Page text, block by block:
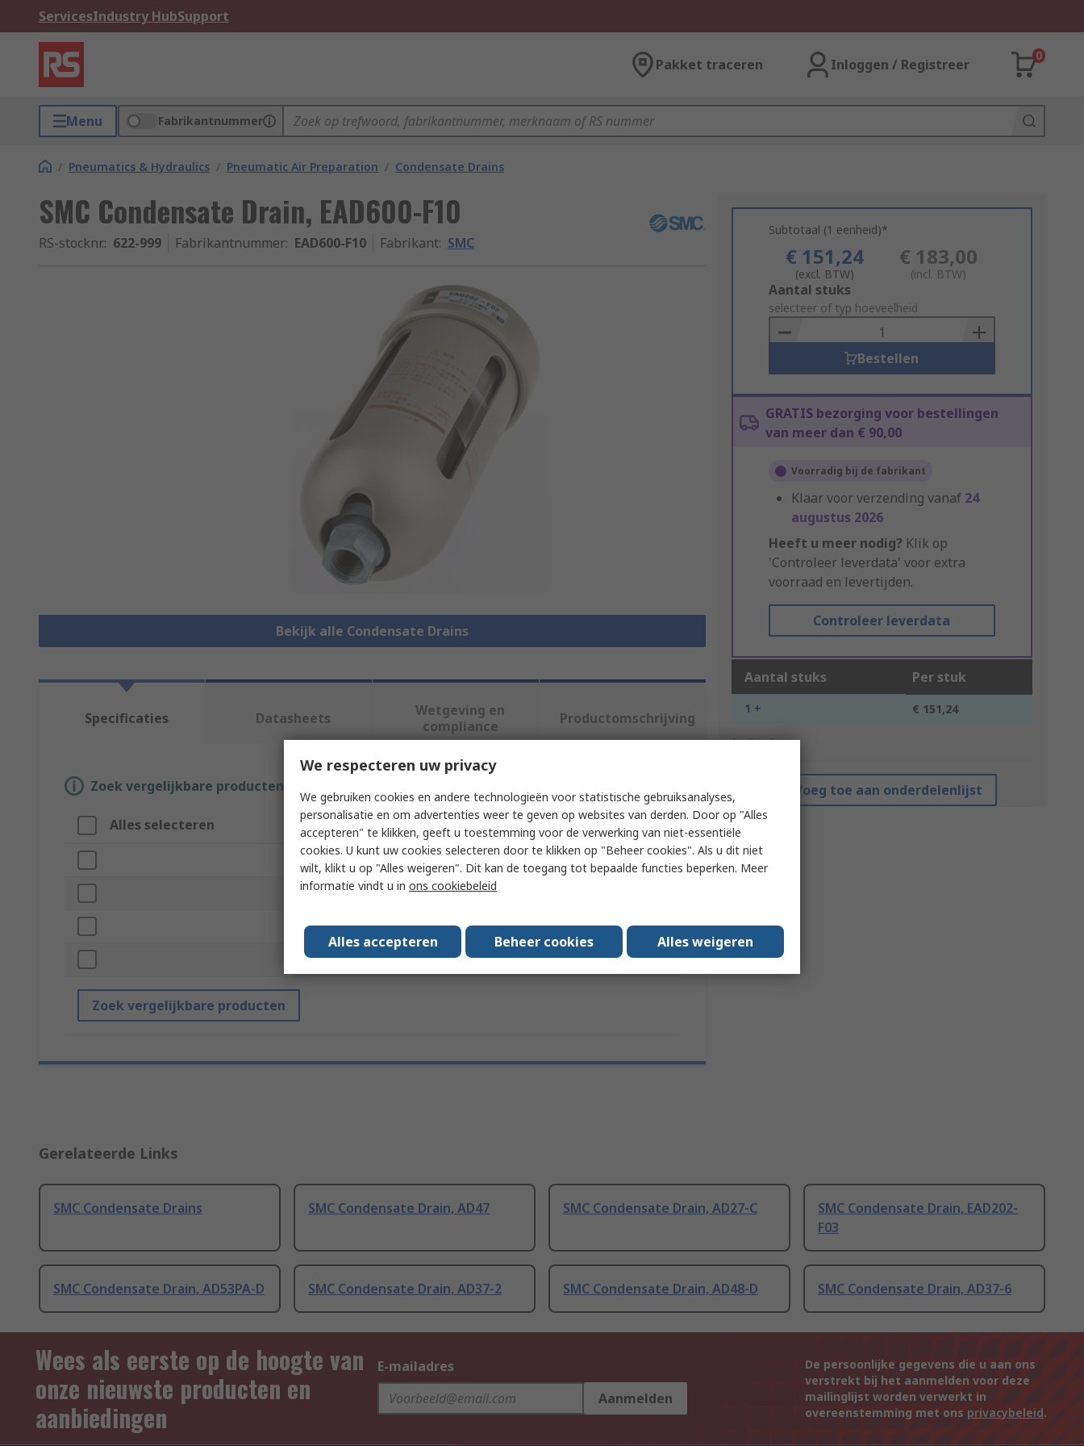
ServicesIndustry HubSupport
Pakket traceren Inloggen / Registreer
0
Menu Fabrikantnummer
/ Pneumatics & Hydraulics / Pneumatic Air Preparation / Condensate Drains
SMC Condensate Drain, EAD600-F10
RS-stocknr.: 622-999 Fabrikantnummer: EAD600-F10 Fabrikant: SMC
Bekijk alle Condensate Drains
Subtotaal (1 eenheid)*
€ 151,24
(excl. BTW)
€ 183,00
(incl. BTW)
Add
to
Basket
Aantal stuks
selecteer of typ hoeveelheid
Bestellen
GRATIS bezorging voor bestellingen
van meer dan € 90,00
Voorradig bij de fabrikant
Klaar voor verzending vanaf 24
augustus 2026
Heeft u meer nodig? Klik op
'Controleer leverdata' voor extra
voorraad en levertijden.
Controleer leverdata
Aantal stuks Per stuk
1 + € 151,24
*prijsindicatie
Voeg toe aan onderdelenlijst
Specificaties Datasheets
Wetgeving en
compliance
Productomschrijving
Zoek vergelijkbare producten door een of meer kenmerken te selecteren.
Alles selecteren Attribuut Waarde
Merk
Product Type
Series AD
Standards/Approvals No
Zoek vergelijkbare producten
Gerelateerde Links
SMC Condensate Drains SMC Condensate Drain, AD47 SMC Condensate Drain, AD27-C
SMC Condensate Drain, EAD202-
F03
SMC Condensate Drain, AD53PA-D SMC Condensate Drain, AD37-2 SMC Condensate Drain, AD48-D SMC Condensate Drain, AD37-6
Wees als eerste op de hoogte van
onze nieuwste producten en
aanbiedingen
E-mailadres
Aanmelden
De persoonlijke gegevens die u aan ons
verstrekt bij het aanmelden voor deze
mailinglijst worden verwerkt in
overeenstemming met ons privacybeleid.
We respecteren uw privacy
We gebruiken cookies en andere technologieën voor statistische gebruiksanalyses,
personalisatie en om advertenties weer te geven op websites van derden. Door op "Alles
accepteren" te klikken, geeft u toestemming voor de verwerking van niet-essentiële
cookies. U kunt uw cookies selecteren door te klikken op "Beheer cookies". Als u dit niet
wilt, klikt u op "Alles weigeren". Dit kan de toegang tot bepaalde functies beperken. Meer
informatie vindt u in ons cookiebeleid
Alles accepteren Beheer cookies Alles weigeren